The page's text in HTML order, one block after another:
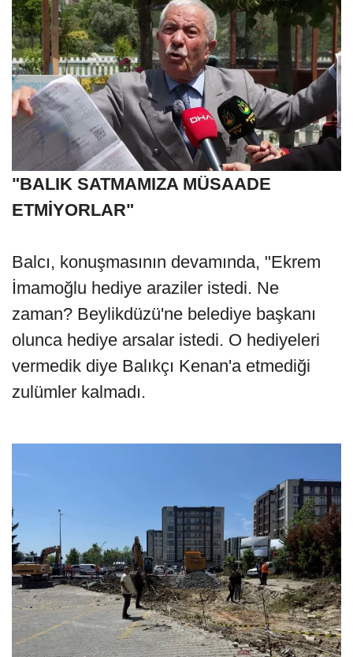
"BALIK SATMAMIZA MÜSAADE
ETMİYORLAR"
Balcı, konuşmasının devamında, "Ekrem
İmamoğlu hediye araziler istedi. Ne
zaman? Beylikdüzü'ne belediye başkanı
olunca hediye arsalar istedi. O hediyeleri
vermedik diye Balıkçı Kenan'a etmediği
zulümler kalmadı.